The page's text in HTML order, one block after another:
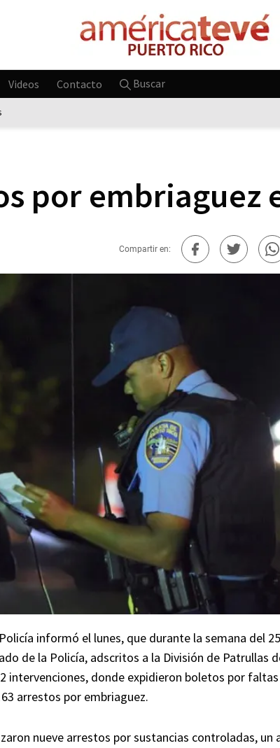
Videos Contacto Buscar
por embriaguez
Compartir en:
informó el lunes, que durante la semana del
de la Policía, adscritos a la División de Patrullas
intervenciones, donde expidieron boletos por faltas
arrestos por embriaguez.
nueve arrestos por sustancias controladas, un